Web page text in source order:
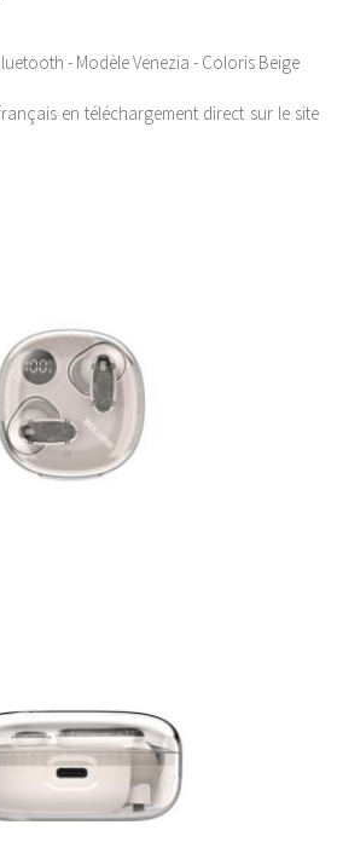
- Modèle Venezia - Coloris Beige
en téléchargement direct sur le site